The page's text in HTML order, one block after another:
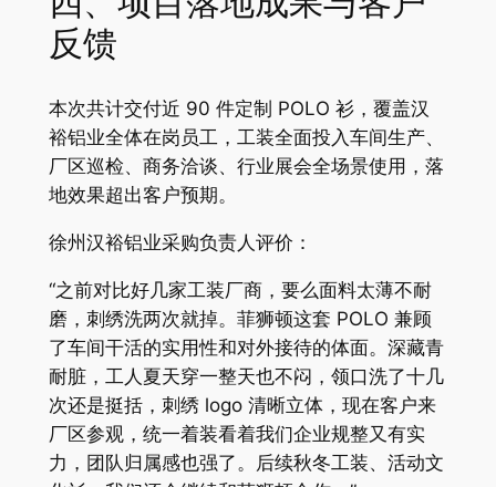
反馈
本次共计交付近 90 件定制 POLO 衫，覆盖汉
裕铝业全体在岗员工，工装全面投入车间生产、
厂区巡检、商务洽谈、行业展会全场景使用，落
地效果超出客户预期。
徐州汉裕铝业采购负责人评价：
“之前对比好几家工装厂商，要么面料太薄不耐
磨，刺绣洗两次就掉。菲狮顿这套 POLO 兼顾
了车间干活的实用性和对外接待的体面。深藏青
耐脏，工人夏天穿一整天也不闷，领口洗了十几
次还是挺括，刺绣 logo 清晰立体，现在客户来
厂区参观，统一着装看着我们企业规整又有实
力，团队归属感也强了。后续秋冬工装、活动文